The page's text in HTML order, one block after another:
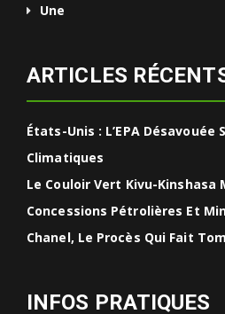
Une
ARTICLES
États-Unis : L’EPA Désavouée
Climatiques
Le Couloir Vert Kivu-Kinshasa
Concessions Pétrolières Et
Chanel, Le Procès Qui Fait
INFOS PRATIQUES